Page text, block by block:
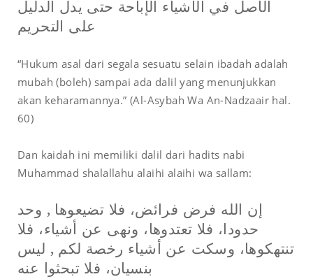
الأصل في الأشياء الإباحة حتى يدل الدليل
على التحريم
“Hukum asal dari segala sesuatu selain ibadah adalah
mubah (boleh) sampai ada dalil yang menunjukkan
akan keharamannya.” (Al-Asybah Wa An-Nadzaair hal.
60)
Dan kaidah ini memiliki dalil dari hadits nabi
Muhammad shalallahu alaihi alaihi wa sallam:
إن الله فرض فرائض، فلا تضيعوها , وحد
حدودا، فلا تعتدوها، ونهى عن أشياء، فلا
تنتهكوها، وسكت عن أشياء رخصة لكم , ليس
بنسيان، فلا تبحثوا عنه